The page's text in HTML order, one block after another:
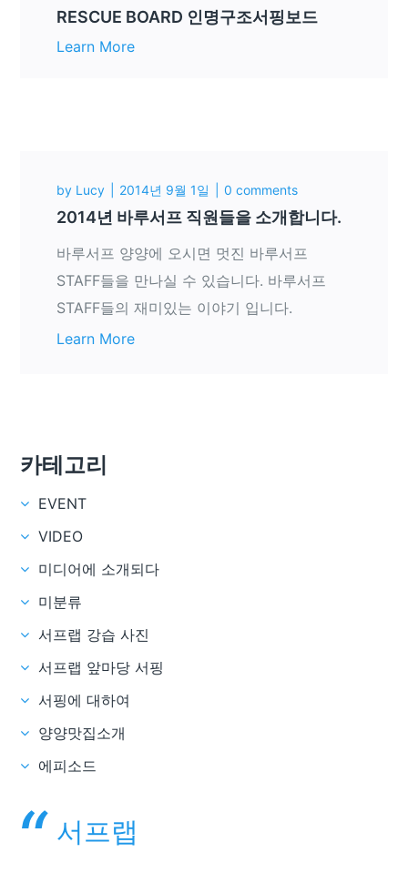
RESCUE BOARD 인명구조서핑보드
Learn More
by Lucy 2014년 9월 1일 0 comments
2014년 바루서프 직원들을 소개합니다.
바루서프 양양에 오시면 멋진 바루서프
STAFF들을 만나실 수 있습니다. 바루서프
STAFF들의 재미있는 이야기 입니다.
Learn More
카테고리
EVENT
VIDEO
미디어에 소개되다
미분류
서프랩 강습 사진
서프랩 앞마당 서핑
서핑에 대하여
양양맛집소개
에피소드
서프랩